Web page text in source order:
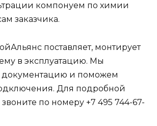
компонуем по химии
заказчика.
поставляет, монтирует
в эксплуатацию. Мы
и поможем
Для подробной
по номеру +7 495 744-67-